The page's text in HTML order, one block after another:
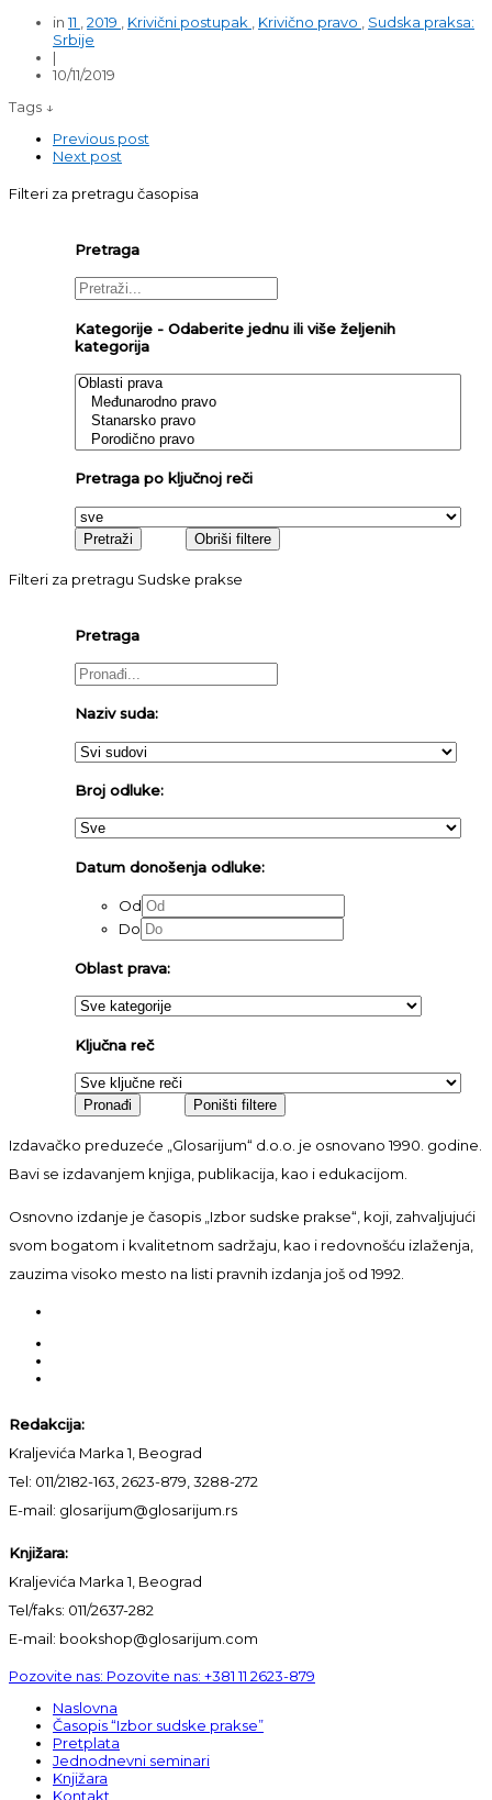
in11 2019 Krivični postupak Krivično pravo
Sudska praksa:
Srbije
|
10/11/2019
Tags ↓
Previous post
Next post
Filteri za pretragu časopisa
Pretraga
Kategorije - Odaberite jednu ili više željenih
kategorija
Pretraga po ključnoj reči
Filteri za pretragu Sudske prakse
Pretraga
Naziv suda:
Broj odluke:
Datum donošenja odluke:
Od
Do
Oblast prava:
Ključna reč
Izdavačko preduzeće „Glosarijum“ d.o.o. je osnovano 1990. godine.
Bavi se izdavanjem knjiga, publikacija, kao i edukacijom.
Osnovno izdanje je časopis „Izbor sudske prakse“, koji, zahvaljujući
svom bogatom i kvalitetnom sadržaju, kao i redovnošću izlaženja,
zauzima visoko mesto na listi pravnih izdanja još od 1992.
Redakcija:
Kraljevića Marka 1, Beograd
Tel: 011/2182-163, 2623-879, 3288-272
E-mail: glosarijum@glosarijum.rs
Knjižara:
Kraljevića Marka 1, Beograd
Tel/faks: 011/2637-282
E-mail: bookshop@glosarijum.com
Pozovite nas: Pozovite nas: +381 11 2623-879
Naslovna
Časopis “Izbor sudske prakse”
Pretplata
Jednodnevni seminari
Knjižara
Kontakt